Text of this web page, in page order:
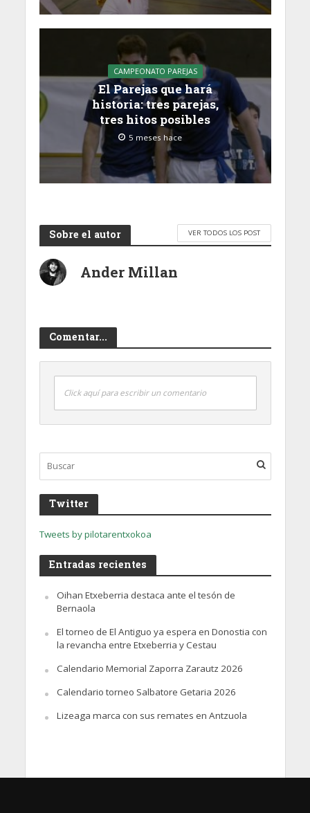
CAMPEONATO PAREJAS
El Parejas que hará
historia: tres parejas,
tres hitos posibles
5 meses hace
Sobre el autor VER TODOS LOS POST
Ander Millan
Comentar...
Click aquí para escribir un comentario
Twitter
Tweets by pilotarentxokoa
Entradas recientes
Oihan Etxeberria destaca ante el tesón de
Bernaola
El torneo de El Antiguo ya espera en Donostia con
la revancha entre Etxeberria y Cestau
Calendario Memorial Zaporra Zarautz 2026
Calendario torneo Salbatore Getaria 2026
Lizeaga marca con sus remates en Antzuola